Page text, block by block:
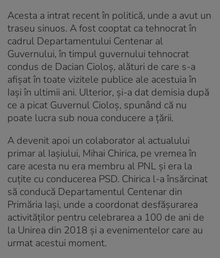
Acesta a intrat recent în politică, unde a avut un
traseu sinuos. A fost cooptat ca tehnocrat în
cadrul Departamentului Centenar al
Guvernului, în timpul guvernului tehnocrat
condus de Dacian Cioloș, alături de care s-a
afișat în toate vizitele publice ale acestuia în
Iași în ultimii ani. Ulterior, și-a dat demisia după
ce a picat Guvernul Cioloș, spunând că nu
poate lucra sub noua conducere a țării.
A devenit apoi un colaborator al actualului
primar al Iașiului, Mihai Chirica, pe vremea în
care acesta nu era membru al PNL și era la
cuțite cu conducerea PSD. Chirica l-a însărcinat
să conducă Departamentul Centenar din
Primăria Iași, unde a coordonat desfășurarea
activităților pentru celebrarea a 100 de ani de
la Unirea din 2018 și a evenimentelor care au
urmat acestui moment.